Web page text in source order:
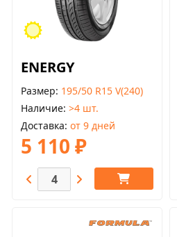
ENERGY
Размер 195/50 R15 V(240)
Наличие >4 шт.
Доставка от 9 дней
5 110 ₽